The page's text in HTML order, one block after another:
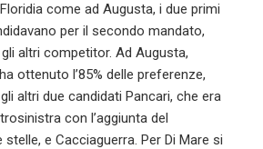
come ad Augusta, i due primi
per il secondo mandato,
altri competitor. Ad Augusta,
ottenuto l’85% delle preferenze,
altri due candidati Pancari, che era
con l’aggiunta del
e Cacciaguerra. Per Di Mare si